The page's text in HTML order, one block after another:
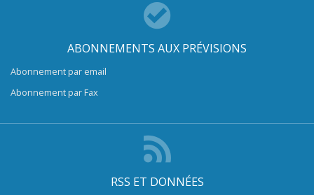
ABONNEMENTS AUX PRÉVISIONS
Abonnement par email
Abonnement par Fax
RSS ET DONNÉES